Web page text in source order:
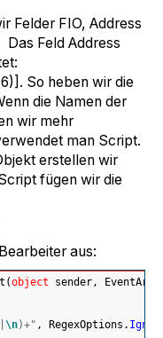
Felder FIO, Address
Das Feld Address
So heben wir die
die Namen der
wir mehr
man Script.
erstellen wir
fügen wir die
aus:
(object sender,
\n)+" , RegexOptions.